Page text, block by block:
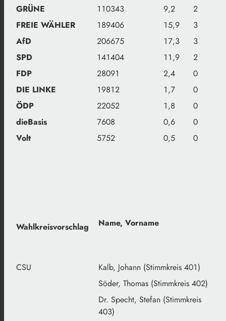
GRÜNE
110343 9,2
2
FREIE WÄHLER
189406 15,9
3
AfD
206675 17,3
3
SPD
141404 11,9
2
FDP
28091 2,4
0
DIE LINKE
19812 1,7
0
ÖDP
22052 1,8
0
dieBasis
7608 0,6
0
Volt
5752 0,5 0
Wahlkreisvorschlag Name, Vorname
CSU
Kalb, Johann (Stimmkreis 401)
Söder, Thomas (Stimmkreis 402)
Dr. Specht, Stefan (Stimmkreis
403)